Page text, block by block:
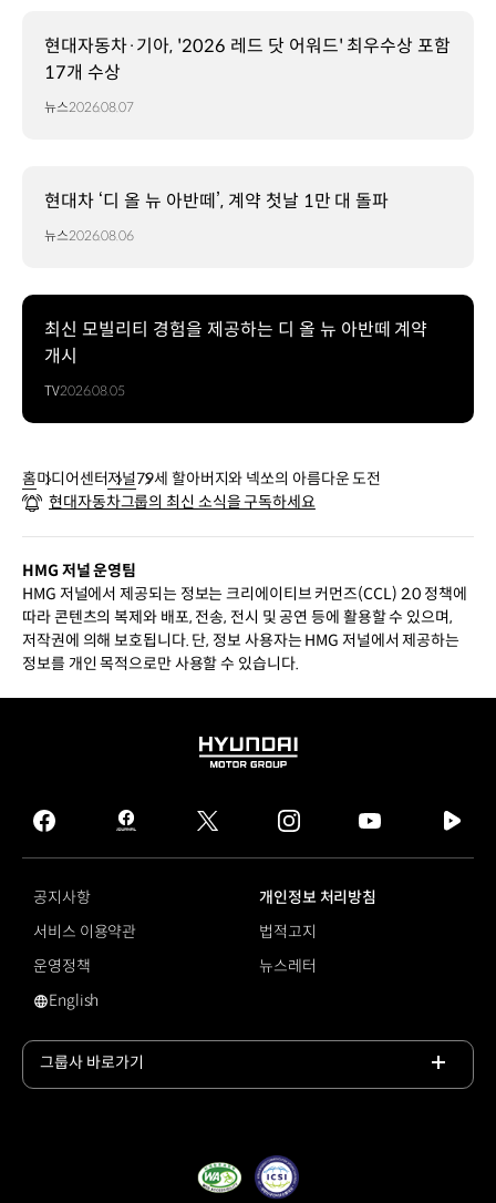
현대자동차·기아, '2026 레드 닷 어워드' 최우수상 포함
17개 수상
뉴스2026.08.07
현대차 ‘디 올 뉴 아반떼’, 계약 첫날 1만 대 돌파
뉴스2026.08.06
최신 모빌리티 경험을 제공하는 디 올 뉴 아반떼 계약
개시
TV2026.08.05
홈미디어센터저널79세 할아버지와 넥쏘의 아름다운 도전
현대자동차그룹의 최신 소식을 구독하세요
HMG 저널 운영팀
HMG 저널에서 제공되는 정보는 크리에이티브 커먼즈(CCL) 2.0 정책에
따라 콘텐츠의 복제와 배포, 전송, 전시 및 공연 등에 활용할 수 있으며,
저작권에 의해 보호됩니다. 단, 정보 사용자는 HMG 저널에서 제공하는
정보를 개인 목적으로만 사용할 수 있습니다.
HYUNDAI
GROUP
facebook
hmg
journal
twitter instagram
tv
공지사항
개인정보 처리방침
서비스 이용약관
법적고지
운영정책
뉴스레터
영문 사이트로 이동
English
그룹사 바로가기